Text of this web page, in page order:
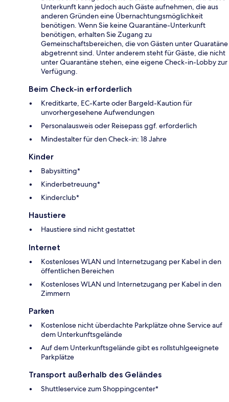
Unterkunft kann jedoch auch Gäste aufnehmen, die aus
anderen Gründen eine Übernachtungsmöglichkeit
benötigen. Wenn Sie keine Quarantäne-Unterkunft
benötigen, erhalten Sie Zugang zu
Gemeinschaftsbereichen, die von Gästen unter Quaratäne
abgetrennt sind. Unter anderem steht für Gäste, die nicht
unter Quarantäne stehen, eine eigene Check-in-Lobby zur
Verfügung.
Beim Check-in erforderlich
Kreditkarte, EC-Karte oder Bargeld-Kaution für
unvorhergesehene Aufwendungen
Personalausweis oder Reisepass ggf. erforderlich
Mindestalter für den Check-in: 18 Jahre
Kinder
Babysitting*
Kinderbetreuung*
Kinderclub*
Haustiere
Haustiere sind nicht gestattet
Internet
Kostenloses WLAN und Internetzugang per Kabel in den
öffentlichen Bereichen
Kostenloses WLAN und Internetzugang per Kabel in den
Zimmern
Parken
Kostenlose nicht überdachte Parkplätze ohne Service auf
dem Unterkunftsgelände
Auf dem Unterkunftsgelände gibt es rollstuhlgeeignete
Parkplätze
Transport außerhalb des Geländes
Shuttleservice zum Shoppingcenter*